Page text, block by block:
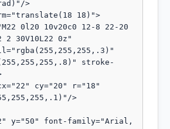
>
2 30V10L22 0z"
stroke-
>